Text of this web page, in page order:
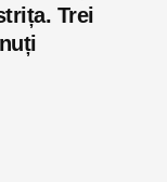
Trei